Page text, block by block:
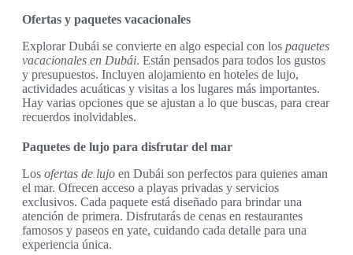
Ofertas y paquetes vacacionales
Explorar Dubái se convierte en algo especial con los paquetes
vacacionales en Dubái. Están pensados para todos los gustos
y presupuestos. Incluyen alojamiento en hoteles de lujo,
actividades acuáticas y visitas a los lugares más importantes.
Hay varias opciones que se ajustan a lo que buscas, para crear
recuerdos inolvidables.
Paquetes de lujo para disfrutar del mar
Los ofertas de lujo en Dubái son perfectos para quienes aman
el mar. Ofrecen acceso a playas privadas y servicios
exclusivos. Cada paquete está diseñado para brindar una
atención de primera. Disfrutarás de cenas en restaurantes
famosos y paseos en yate, cuidando cada detalle para una
experiencia única.